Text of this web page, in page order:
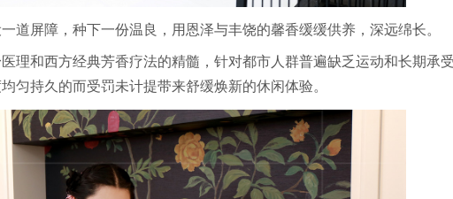
道屏障，种下一份温良，用恩泽与丰饶的馨香缓缓供养，深远绵长。
理和西方经典芳香疗法的精髓，针对都市人群普遍缺乏运动和长期承
匀持久的而受罚未计提带来舒缓焕新的休闲体验。